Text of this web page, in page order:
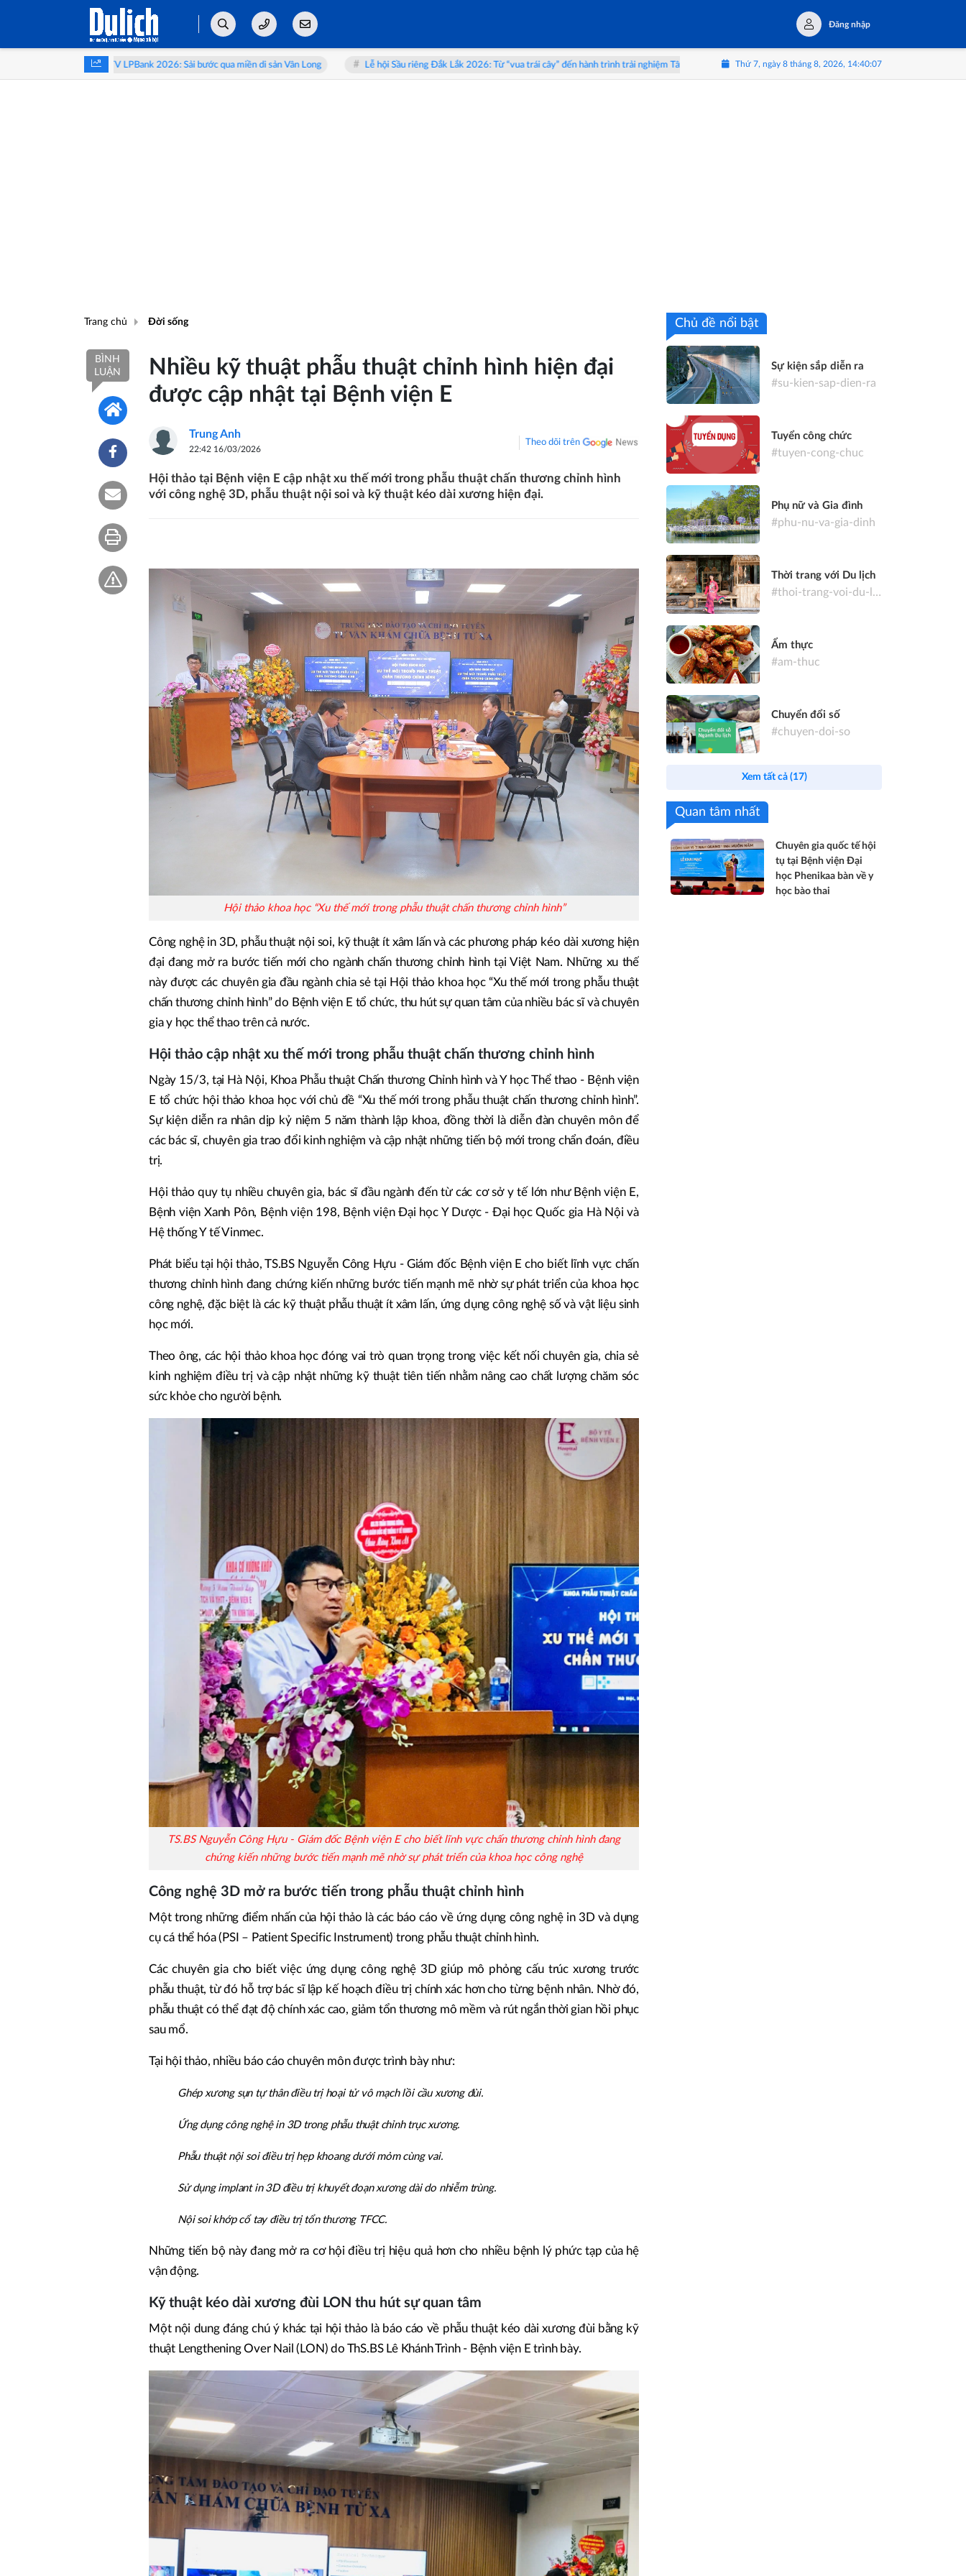
Đăng nhập
tế VTV LPBank 2026: Sải bước qua miền di sản Vân Long Lễ hội Sầu riêng Đắk Lắk 2026: Từ “vua trái cây” đến hành trình trải nghiệm Tây Nguyên Triển lãm 'Thể Lạ': Khi con người soi mình trong tấm gương AI
Thứ 7, ngày 8 tháng 8, 2026, 14:40:08
Trang chủ Đời sống
BÌNH
LUẬN
Nhiều kỹ thuật phẫu thuật chỉnh hình hiện đại
được cập nhật tại Bệnh viện E
Trung Anh
22:42 16/03/2026
Theo dõi trên
Hội thảo tại Bệnh viện E cập nhật xu thế mới trong phẫu thuật chấn thương chỉnh hình
với công nghệ 3D, phẫu thuật nội soi và kỹ thuật kéo dài xương hiện đại.
Hội thảo khoa học “Xu thế mới trong phẫu thuật chấn thương chỉnh hình”
Công nghệ in 3D, phẫu thuật nội soi, kỹ thuật ít xâm lấn và các phương pháp kéo dài xương hiện
đại đang mở ra bước tiến mới cho ngành chấn thương chỉnh hình tại Việt Nam. Những xu thế
này được các chuyên gia đầu ngành chia sẻ tại Hội thảo khoa học “Xu thế mới trong phẫu thuật
chấn thương chỉnh hình” do Bệnh viện E tổ chức, thu hút sự quan tâm của nhiều bác sĩ và chuyên
gia y học thể thao trên cả nước.
Hội thảo cập nhật xu thế mới trong phẫu thuật chấn thương chỉnh hình
Ngày 15/3, tại Hà Nội, Khoa Phẫu thuật Chấn thương Chỉnh hình và Y học Thể thao - Bệnh viện
E tổ chức hội thảo khoa học với chủ đề “Xu thế mới trong phẫu thuật chấn thương chỉnh hình”.
Sự kiện diễn ra nhân dịp kỷ niệm 5 năm thành lập khoa, đồng thời là diễn đàn chuyên môn để
các bác sĩ, chuyên gia trao đổi kinh nghiệm và cập nhật những tiến bộ mới trong chẩn đoán, điều
trị.
Hội thảo quy tụ nhiều chuyên gia, bác sĩ đầu ngành đến từ các cơ sở y tế lớn như Bệnh viện E,
Bệnh viện Xanh Pôn, Bệnh viện 198, Bệnh viện Đại học Y Dược - Đại học Quốc gia Hà Nội và
Hệ thống Y tế Vinmec.
Phát biểu tại hội thảo, TS.BS Nguyễn Công Hựu - Giám đốc Bệnh viện E cho biết lĩnh vực chấn
thương chỉnh hình đang chứng kiến những bước tiến mạnh mẽ nhờ sự phát triển của khoa học
công nghệ, đặc biệt là các kỹ thuật phẫu thuật ít xâm lấn, ứng dụng công nghệ số và vật liệu sinh
học mới.
Theo ông, các hội thảo khoa học đóng vai trò quan trọng trong việc kết nối chuyên gia, chia sẻ
kinh nghiệm điều trị và cập nhật những kỹ thuật tiên tiến nhằm nâng cao chất lượng chăm sóc
sức khỏe cho người bệnh.
TS.BS Nguyễn Công Hựu - Giám đốc Bệnh viện E cho biết lĩnh vực chấn thương chỉnh hình đang
chứng kiến những bước tiến mạnh mẽ nhờ sự phát triển của khoa học công nghệ
Công nghệ 3D mở ra bước tiến trong phẫu thuật chỉnh hình
Một trong những điểm nhấn của hội thảo là các báo cáo về ứng dụng công nghệ in 3D và dụng
cụ cá thể hóa (PSI – Patient Specific Instrument) trong phẫu thuật chỉnh hình.
Các chuyên gia cho biết việc ứng dụng công nghệ 3D giúp mô phỏng cấu trúc xương trước
phẫu thuật, từ đó hỗ trợ bác sĩ lập kế hoạch điều trị chính xác hơn cho từng bệnh nhân. Nhờ đó,
phẫu thuật có thể đạt độ chính xác cao, giảm tổn thương mô mềm và rút ngắn thời gian hồi phục
sau mổ.
Tại hội thảo, nhiều báo cáo chuyên môn được trình bày như:
Ghép xương sụn tự thân điều trị hoại tử vô mạch lồi cầu xương đùi.
Ứng dụng công nghệ in 3D trong phẫu thuật chỉnh trục xương.
Phẫu thuật nội soi điều trị hẹp khoang dưới mỏm cùng vai.
Sử dụng implant in 3D điều trị khuyết đoạn xương dài do nhiễm trùng.
Nội soi khớp cổ tay điều trị tổn thương TFCC.
Những tiến bộ này đang mở ra cơ hội điều trị hiệu quả hơn cho nhiều bệnh lý phức tạp của hệ
vận động.
Kỹ thuật kéo dài xương đùi LON thu hút sự quan tâm
Một nội dung đáng chú ý khác tại hội thảo là báo cáo về phẫu thuật kéo dài xương đùi bằng kỹ
thuật Lengthening Over Nail (LON) do ThS.BS Lê Khánh Trình - Bệnh viện E trình bày.
Chủ đề nổi bật
Sự kiện sắp diễn ra
#su-kien-sap-dien-ra
Tuyển công chức
#tuyen-cong-chuc
Phụ nữ và Gia đình
#phu-nu-va-gia-dinh
Thời trang với Du lịch
#thoi-trang-voi-du-lich
Ẩm thực
#am-thuc
Chuyển đổi số
#chuyen-doi-so
Xem tất cả (17)
Quan tâm nhất
Chuyên gia quốc tế hội
tụ tại Bệnh viện Đại
học Phenikaa bàn về y
học bào thai